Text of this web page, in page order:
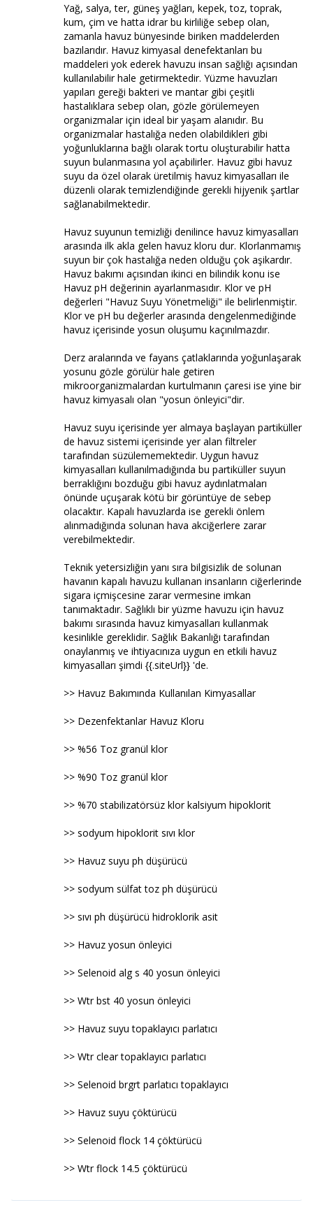
Yağ, salya, ter, güneş yağları, kepek, toz, toprak,
kum, çim ve hatta idrar bu kirliliğe sebep olan,
zamanla havuz bünyesinde biriken maddelerden
bazılarıdır. Havuz kimyasal denefektanları bu
maddeleri yok ederek havuzu insan sağlığı açısından
kullanılabilir hale getirmektedir. Yüzme havuzları
yapıları gereği bakteri ve mantar gibi çeşitli
hastalıklara sebep olan, gözle görülemeyen
organizmalar için ideal bir yaşam alanıdır. Bu
organizmalar hastalığa neden olabildikleri gibi
yoğunluklarına bağlı olarak tortu oluşturabilir hatta
suyun bulanmasına yol açabilirler. Havuz gibi havuz
suyu da özel olarak üretilmiş havuz kimyasalları ile
düzenli olarak temizlendiğinde gerekli hijyenik şartlar
sağlanabilmektedir.
Havuz suyunun temizliği denilince havuz kimyasalları
arasında ilk akla gelen havuz kloru dur. Klorlanmamış
suyun bir çok hastalığa neden olduğu çok aşikardır.
Havuz bakımı açısından ikinci en bilindik konu ise
Havuz pH değerinin ayarlanmasıdır. Klor ve pH
değerleri "Havuz Suyu Yönetmeliği" ile belirlenmiştir.
Klor ve pH bu değerler arasında dengelenmediğinde
havuz içerisinde yosun oluşumu kaçınılmazdır.
Derz aralarında ve fayans çatlaklarında yoğunlaşarak
yosunu gözle görülür hale getiren
mikroorganizmalardan kurtulmanın çaresi ise yine bir
havuz kimyasalı olan "yosun önleyici"dir.
Havuz suyu içerisinde yer almaya başlayan partiküller
de havuz sistemi içerisinde yer alan filtreler
tarafından süzülememektedir. Uygun havuz
kimyasalları kullanılmadığında bu partiküller suyun
berraklığını bozduğu gibi havuz aydınlatmaları
önünde uçuşarak kötü bir görüntüye de sebep
olacaktır. Kapalı havuzlarda ise gerekli önlem
alınmadığında solunan hava akciğerlere zarar
verebilmektedir.
Teknik yetersizliğin yanı sıra bilgisizlik de solunan
havanın kapalı havuzu kullanan insanların ciğerlerinde
sigara içmişcesine zarar vermesine imkan
tanımaktadır. Sağlıklı bir yüzme havuzu için havuz
bakımı sırasında havuz kimyasalları kullanmak
kesinlikle gereklidir. Sağlık Bakanlığı tarafından
onaylanmış ve ihtiyacınıza uygun en etkili havuz
kimyasalları şimdi {{.siteUrl}} 'de.
>> Havuz Bakımında Kullanılan Kimyasallar
>> Dezenfektanlar Havuz Kloru
>> %56 Toz granül klor
>> %90 Toz granül klor
>> %70 stabilizatörsüz klor kalsiyum hipoklorit
>> sodyum hipoklorit sıvı klor
>> Havuz suyu ph düşürücü
>> sodyum sülfat toz ph düşürücü
>> sıvı ph düşürücü hidroklorik asit
>> Havuz yosun önleyici
>> Selenoid alg s 40 yosun önleyici
>> Wtr bst 40 yosun önleyici
>> Havuz suyu topaklayıcı parlatıcı
>> Wtr clear topaklayıcı parlatıcı
>> Selenoid brgrt parlatıcı topaklayıcı
>> Havuz suyu çöktürücü
>> Selenoid flock 14 çöktürücü
>> Wtr flock 14.5 çöktürücü